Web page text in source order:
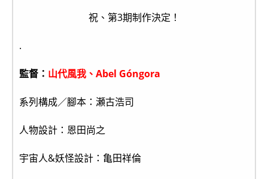
祝、第3期制作決定！
.
監督： 山代風我、Abel Góngora
系列構成／腳本：瀬古浩司
人物設計：恩田尚之
宇宙人&妖怪設計：亀田祥倫